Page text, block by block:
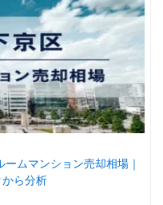
ームマンション売却相場｜
ら分析